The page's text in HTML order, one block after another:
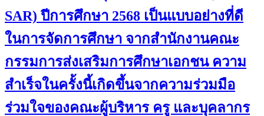
SAR) ปีการศึกษา 2568 เป็นแบบอย่างที่ดี
ในการจัดการศึกษา จากสำนักงานคณะ
กรรมการส่งเสริมการศึกษาเอกชน ความ
สำเร็จในครั้งนี้เกิดขึ้นจากความร่วมมือ
ร่วมใจของคณะผู้บริหาร ครู และบุคลากร